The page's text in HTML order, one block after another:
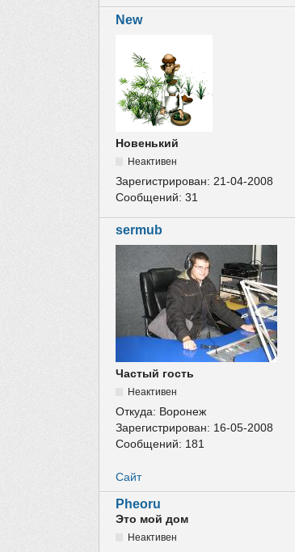
New
Новенький
Неактивен
Зарегистрирован:21-04-2008
Сообщений:31
sermub
Частый гость
Неактивен
Откуда: Воронеж
Зарегистрирован: 16-05-2008
Сообщений: 181
Сайт
Pheoru
Это мой дом
Неактивен